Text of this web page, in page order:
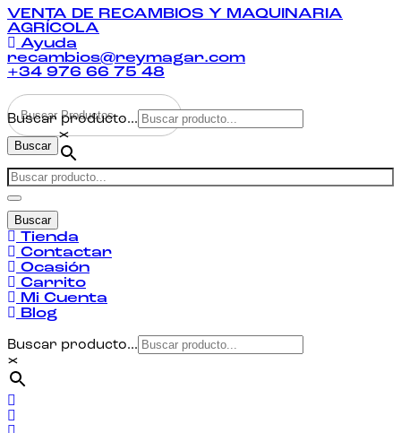
VENTA DE RECAMBIOS Y MAQUINARIA
AGRÍCOLA
Ayuda
recambios@reymagar.com
+34 976 66 75 48
Buscar
Buscar producto...
×
Buscar
Tienda
Contactar
Ocasión
Carrito
Mi Cuenta
Blog
Buscar producto...
×